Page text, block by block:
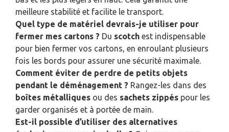
meilleure stabilité et facilite le transport.
Quel type de matériel devrais-je utiliser pour
fermer mes cartons ? Du scotch est indispensable
pour bien fermer vos cartons, en enroulant plusieurs
fois les bords pour assurer une sécurité maximale.
Comment éviter de perdre de petits objets
pendant le déménagement ? Rangez-les dans des
boîtes métalliques ou des sachets zippés pour les
garder organisés et à portée de main.
Est-il possible d’utiliser des alternatives